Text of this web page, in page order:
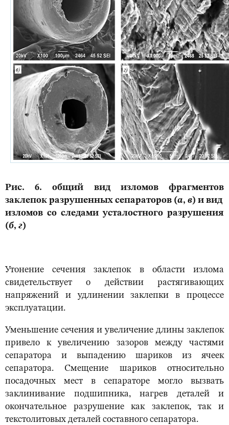
Рис. 6. общий вид изломов фрагментов
заклепок разрушенных сепараторов (а, в) и вид
изломов со следами усталостного разрушения
(б, г)
Утонение сечения заклепок в области излома
свидетельствует о действии растягивающих
напряжений и удлинении заклепки в процессе
эксплуатации.
Уменьшение сечения и увеличение длины заклепок
привело к увеличению зазоров между частями
сепаратора и выпадению шариков из ячеек
сепаратора. Смещение шариков относительно
посадочных мест в сепараторе могло вызвать
заклинивание подшипника, нагрев деталей и
окончательное разрушение как заклепок, так и
текстолитовых деталей составного сепаратора.